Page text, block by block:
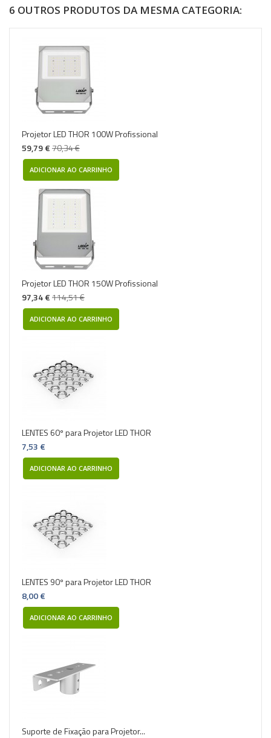
6 OUTROS PRODUTOS DA MESMA CATEGORIA:
Projetor LED THOR 100W Profissional
59,79 €70,34 €
ADICIONAR AO CARRINHO
Projetor LED THOR 150W Profissional
97,34 €114,51 €
ADICIONAR AO CARRINHO
LENTES 60º para Projetor LED THOR
7,53 €
ADICIONAR AO CARRINHO
LENTES 90º para Projetor LED THOR
8,00 €
ADICIONAR AO CARRINHO
Suporte de Fixação para Projetor...